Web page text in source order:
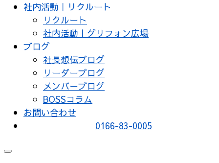
社内活動｜リクルート
リクルート
社内活動｜グリフォン広場
ブログ
社長想伝ブログ
リーダーブログ
メンバーブログ
BOSSコラム
お問い合わせ
0166-83-0005
メ